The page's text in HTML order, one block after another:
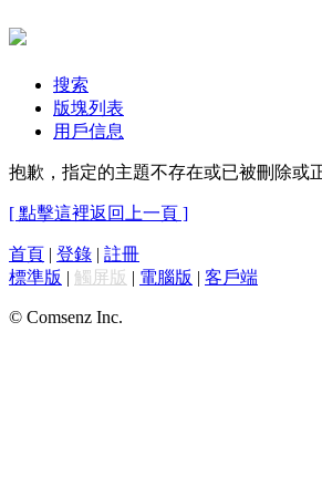
搜索
版塊列表
用戶信息
抱歉，指定的主題不存在或已被刪除或
[ 點擊這裡返回上一頁 ]
首頁 | 登錄 | 註冊
標準版 | 觸屏版 | 電腦版 | 客戶端
© Comsenz Inc.